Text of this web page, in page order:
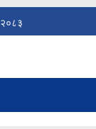
२०८३